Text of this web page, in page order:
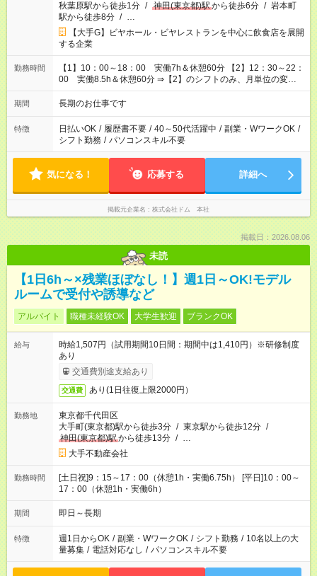
秋葉原駅から徒歩1分 / 神田(東京都)駅から徒歩6分 / 岩本町
駅から徒歩8分 / …
【大手G】ビヤホール・ビヤレストランを中心に飲食店を展開
する企業
勤務時間
【1】10：00～18：00 実働7h＆休憩60分 【2】12：30～22：
00 実働8.5h＆休憩60分 ⇒【2】のシフトのみ、月単位の変形
労働制：160～177.1h/月（超過分は別途全額支給） ★時短相談
OK（6h～）
期間 長期のお仕事です
特徴 日払いOK / 履歴書不要 / 40～50代活躍中 / 副業・WワークOK /
シフト勤務 / パソコンスキル不要
気になる！ 応募する 詳細へ
掲載元企業名 株式会社ドム 本社
掲載日：2026.08.06
未読
【1日6h～×残業ほぼなし！】週1日～OK!モデル
ルームで受付や誘導など
アルバイト 職種未経験OK 大学生歓迎 ブランクOK
給与
時給1,507円（試用期間10日間：期間中は1,410円）※研修制度
あり
交通費別途支給あり
交通費 あり(1日往復上限2000円）
勤務地
東京都千代田区
大手町(東京都)駅から徒歩3分 / 東京駅から徒歩12分 /
神田(東京都)駅から徒歩13分 / …
大手不動産会社
勤務時間
[土日祝]9：15～17：00（休憩1h・実働6.75h） [平日]10：00～
17：00（休憩1h・実働6h）
期間 即日～長期
特徴 週1日からOK / 副業・WワークOK / シフト勤務 / 10名以上の大
量募集 / 電話対応なし / パソコンスキル不要